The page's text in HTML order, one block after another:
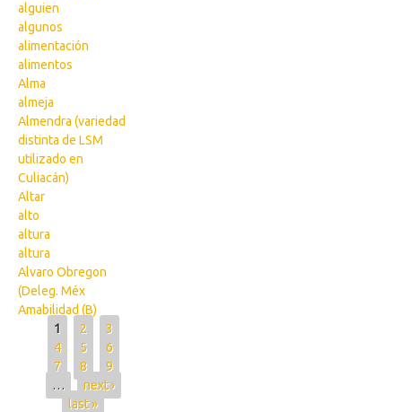
alguien
algunos
alimentación
alimentos
Alma
almeja
Almendra (variedad
distinta de LSM
utilizado en
Culiacán)
Altar
alto
altura
altura
Alvaro Obregon
(Deleg. Méx
Amabilidad (B)
Pages
1 2
3
4
5
6
7
8
9
…
next ›
last »